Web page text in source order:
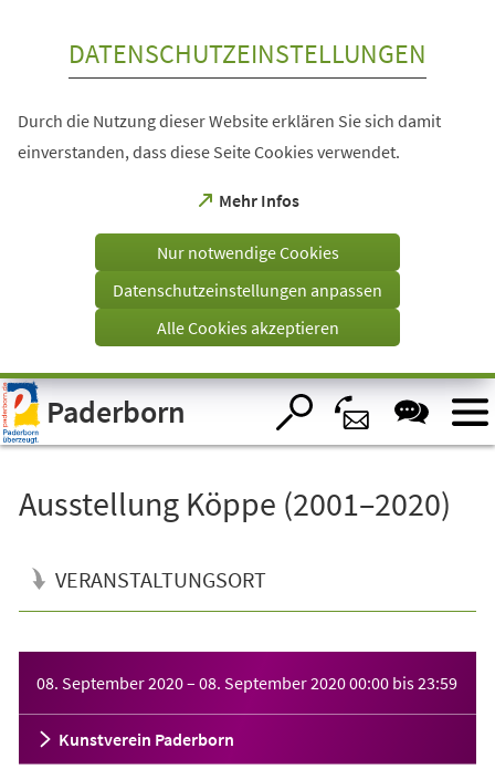
Visuelle
Assistenzsoftware
öffnen.
DATENSCHUTZEINSTELLUNGEN
Durch die Nutzung dieser Website erklären Sie sich damit
einverstanden, dass diese Seite Cookies verwendet.
Mehr Infos
(Öffnet
einem
Tab)
Nur notwendige Cookies
Datenschutzeinstellungen anpassen
Alle Cookies akzeptieren
Paderborn
Ausstellung Köppe (2001–2020)
VERANSTALTUNGSORT
08. September 2020– 08. September 202000:00 bis23:59
Kunstverein Paderborn